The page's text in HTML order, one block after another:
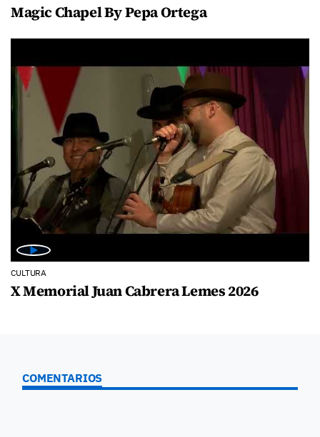
Magic Chapel By Pepa Ortega
CULTURA
X Memorial Juan Cabrera Lemes 2026
COMENTARIOS